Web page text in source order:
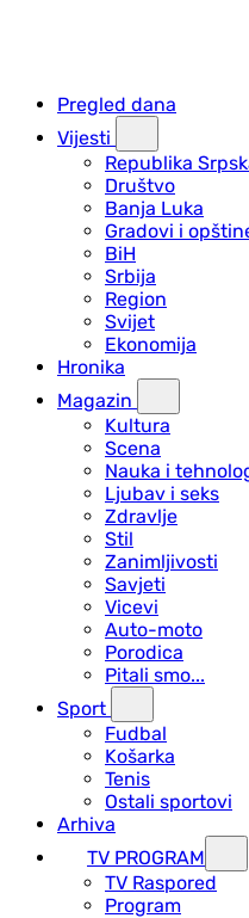
Pregled dana
Vijesti
Republika
Društvo
Banja Luka
Gradovi i
BiH
Srbija
Region
Svijet
Ekonomija
Hronika
Magazin
Kultura
Scena
Nauka i
Ljubav i seks
Zdravlje
Stil
Zanimljivosti
Savjeti
Vicevi
Auto-moto
Porodica
Pitali smo...
Sport
Fudbal
Košarka
Tenis
Ostali sportovi
Arhiva
TV PROGRAM
ТV Raspored
Program